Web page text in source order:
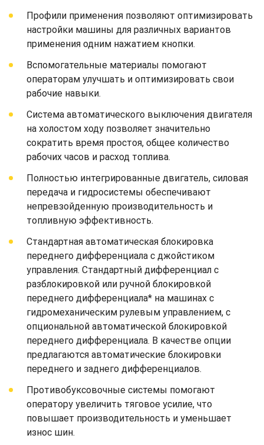
Профили применения позволяют оптимизировать
настройки машины для различных вариантов
применения одним нажатием кнопки.
Вспомогательные материалы помогают
операторам улучшать и оптимизировать свои
рабочие навыки.
Система автоматического выключения двигателя
на холостом ходу позволяет значительно
сократить время простоя, общее количество
рабочих часов и расход топлива.
Полностью интегрированные двигатель, силовая
передача и гидросистемы обеспечивают
непревзойденную производительность и
топливную эффективность.
Стандартная автоматическая блокировка
переднего дифференциала с джойстиком
управления. Стандартный дифференциал с
разблокировкой или ручной блокировкой
переднего дифференциала* на машинах с
гидромеханическим рулевым управлением, с
опциональной автоматической блокировкой
переднего дифференциала. В качестве опции
предлагаются автоматические блокировки
переднего и заднего дифференциалов.
Противобуксовочные системы помогают
оператору увеличить тяговое усилие, что
повышает производительность и уменьшает
износ шин.